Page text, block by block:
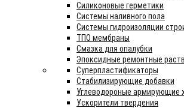
Силиконовые герметики
Системы наливного пола
Системы гидроизоляции
ТПО мембраны
Смазка для опалубки
Эпоксидные ремонтные
Суперпластификаторы
Стабилизирующие добавки
Углеводороные армирующие
Ускорители твердения